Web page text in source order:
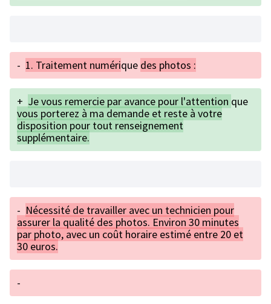
- 1. Traitement numérique des photos :
+ Je vous remercie par avance pour l'attention que
vous porterez à ma demande et reste à votre
disposition pour tout renseignement
supplémentaire.
- Nécessité de travailler avec un technicien pour
assurer la qualité des photos. Environ 30 minutes
par photo, avec un coût horaire estimé entre 20 et
30 euros.
-